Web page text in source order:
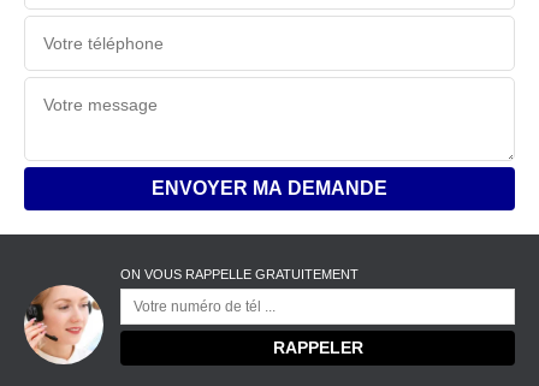
ON VOUS RAPPELLE GRATUITEMENT